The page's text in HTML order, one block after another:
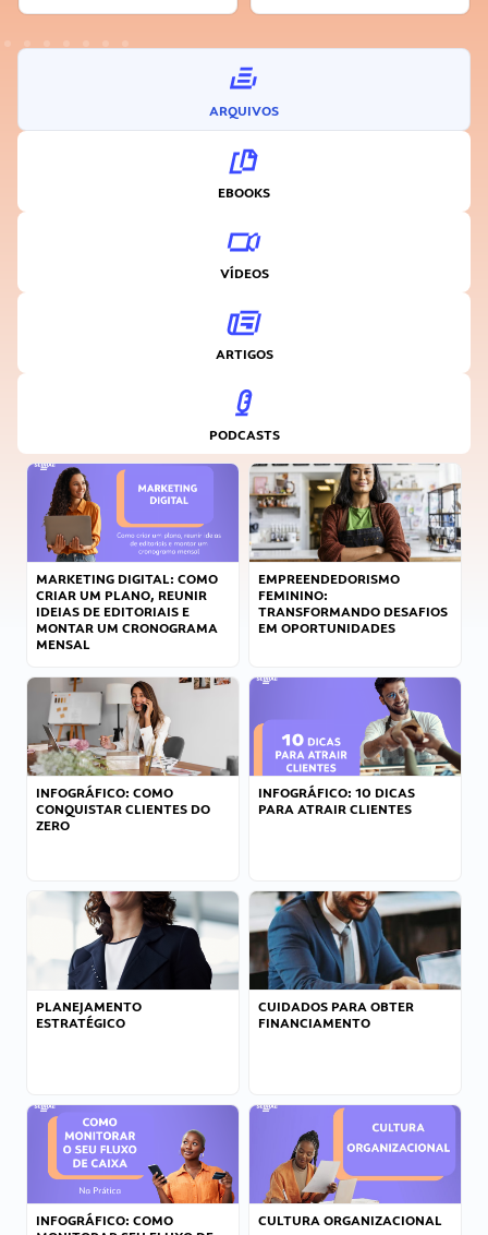
ARQUIVOS
EBOOKS
VÍDEOS
ARTIGOS
PODCASTS
MARKETING DIGITAL: COMO
CRIAR UM PLANO, REUNIR
IDEIAS DE EDITORIAIS E
MONTAR UM CRONOGRAMA
MENSAL
EMPREENDEDORISMO
FEMININO:
TRANSFORMANDO DESAFIOS
EM OPORTUNIDADES
INFOGRÁFICO: COMO
CONQUISTAR CLIENTES DO
ZERO
INFOGRÁFICO: 10 DICAS
PARA ATRAIR CLIENTES
PLANEJAMENTO
ESTRATÉGICO
CUIDADOS PARA OBTER
FINANCIAMENTO
INFOGRÁFICO: COMO
CULTURA ORGANIZACIONAL